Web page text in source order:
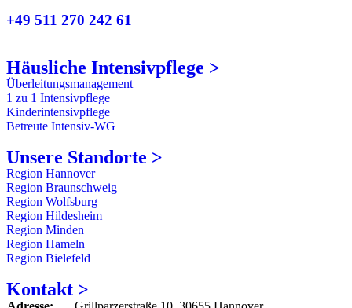
+49 511 270 242 61
Häusliche Intensivpflege >
Überleitungsmanagement
1 zu 1 Intensivpflege
Kinderintensivpflege
Betreute Intensiv-WG
Unsere Standorte >
Region Hannover
Region Braunschweig
Region Wolfsburg
Region Hildesheim
Region Minden
Region Hameln
Region Bielefeld
Kontakt >